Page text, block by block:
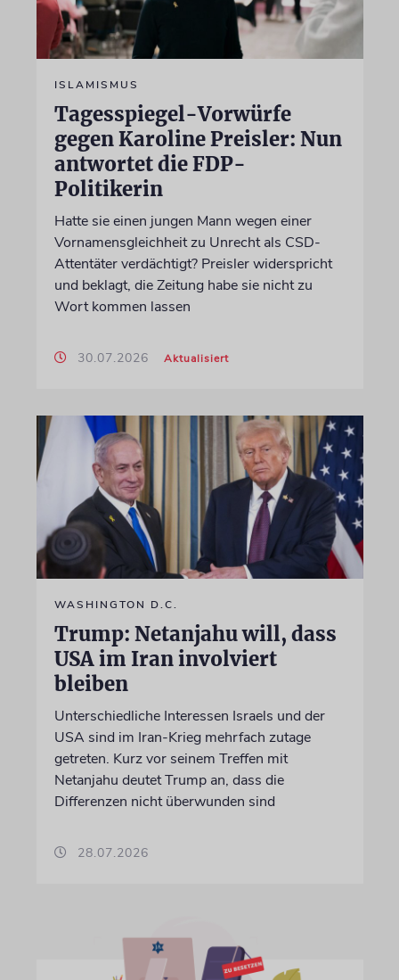
ISLAMISMUS
Tagesspiegel-Vorwürfe
gegen Karoline Preisler: Nun
antwortet die FDP-
Politikerin
Hatte sie einen jungen Mann wegen einer
Vornamensgleichheit zu Unrecht als CSD-
Attentäter verdächtigt? Preisler widerspricht
und beklagt, die Zeitung habe sie nicht zu
Wort kommen lassen
30.07.2026 Aktualisiert
WASHINGTON D.C.
Trump: Netanjahu will, dass
USA im Iran involviert
bleiben
Unterschiedliche Interessen Israels und der
USA sind im Iran-Krieg mehrfach zutage
getreten. Kurz vor seinem Treffen mit
Netanjahu deutet Trump an, dass die
Differenzen nicht überwunden sind
28.07.2026